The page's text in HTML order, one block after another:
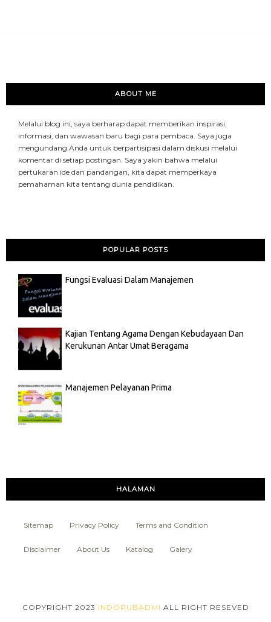
ABOUT ME
Melalui blog ini, saya berharap dapat memberikan inspirasi,
informasi, dan wawasan baru bagi para pembaca. Saya juga
mengundang Anda untuk berpartisipasi dalam diskusi melalui
komentar di setiap postingan. Saya yakin bahwa melalui
pertukaran ide dan pandangan, kita dapat memperkaya
pemahaman kita tentang dunia pendidikan.
POPULAR POSTS
Fungsi Evaluasi Dalam Manajemen
Kajian Tentang Agama Dengan Kebudayaan Dan
Kerukunan Antar Umat Beragama
Manajemen Pelayanan Prima
HALAMAN
Sitemap Privacy Policy Terms and Condition
Disclaimer About Us Katalog Galery
COPYRIGHT 2023 INDOPUBADMI ALL RIGHT RESEVED